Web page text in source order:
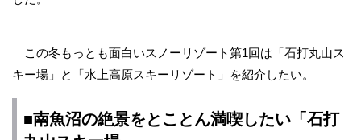
この冬もっとも面白いスノーリゾート第1回は「石打丸山ス
キー場」と「水上高原スキーリゾート」を紹介したい。
■南魚沼の絶景をとことん満喫したい「石打